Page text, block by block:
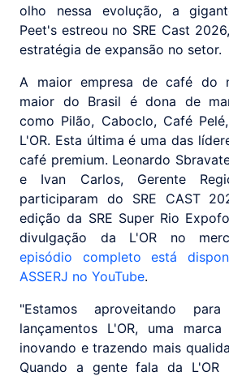
olho nessa evolução, a
Peet's estreou no SRE Cast
estratégia de expansão no setor.
A maior empresa de café do
maior do Brasil é dona de
como Pilão, Caboclo, Café
L'OR. Esta última é uma das
café premium. Leonardo
e Ivan Carlos, Gerente
participaram do SRE CAST
edição da SRE Super Rio
divulgação da L'OR no
episódio completo está
ASSERJ no YouTube.
"Estamos aproveitando
lançamentos L'OR, uma
inovando e trazendo mais
Quando a gente fala da L'OR